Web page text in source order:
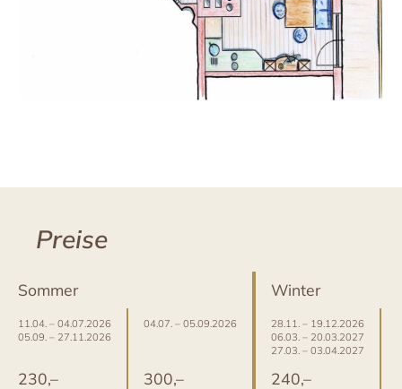
Preise
Sommer Winter
11.04. – 04.07.2026
05.09. – 27.11.2026
04.07. – 05.09.2026
28.11. – 19.12.2026
06.03. – 20.03.2027
27.03. – 03.04.2027
230,– 300,– 240,–